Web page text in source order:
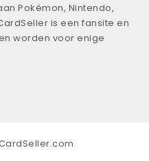
Pokémon, Nintendo,
is een fansite en
worden voor enige